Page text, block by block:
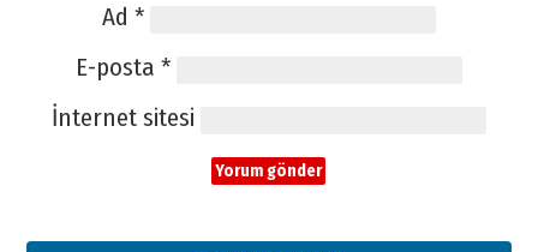
Ad *
E-posta *
İnternet sitesi